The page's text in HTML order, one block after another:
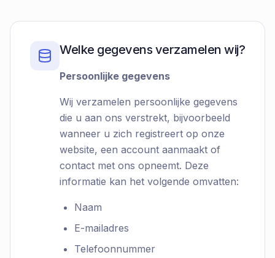
Welke gegevens verzamelen wij?
Persoonlijke gegevens
Wij verzamelen persoonlijke gegevens
die u aan ons verstrekt, bijvoorbeeld
wanneer u zich registreert op onze
website, een account aanmaakt of
contact met ons opneemt. Deze
informatie kan het volgende omvatten:
Naam
E-mailadres
Telefoonnummer